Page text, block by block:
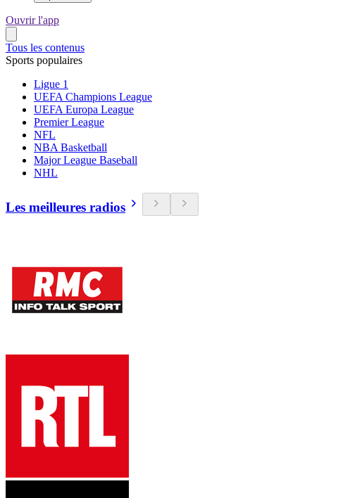
Ouvrir l'app
Tous les contenus
Sports populaires
Ligue 1
UEFA Champions League
UEFA Europa League
Premier League
NFL
NBA Basketball
Major League Baseball
NHL
Les meilleures radios